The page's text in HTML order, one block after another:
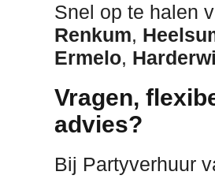
Snel op te halen
Renkum,
Ermelo,
Vragen,
advies?
Bij Partyverhuur